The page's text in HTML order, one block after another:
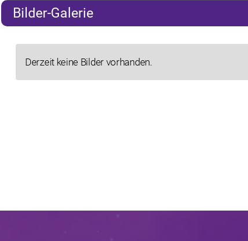
Bilder-Galerie
Derzeit keine Bilder vorhanden.